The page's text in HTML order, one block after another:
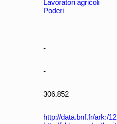
Lavoratori agricoli
Poderi
-
-
306.852
http://data.bnf.fr/ark:/